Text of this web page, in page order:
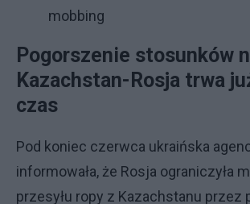
mobbing
Pogorszenie stosunków
Kazachstan-Rosja trwa
czas
Pod koniec czerwca ukraińska
informowała, że Rosja ograniczyła
przesyłu ropy z Kazachstanu przez